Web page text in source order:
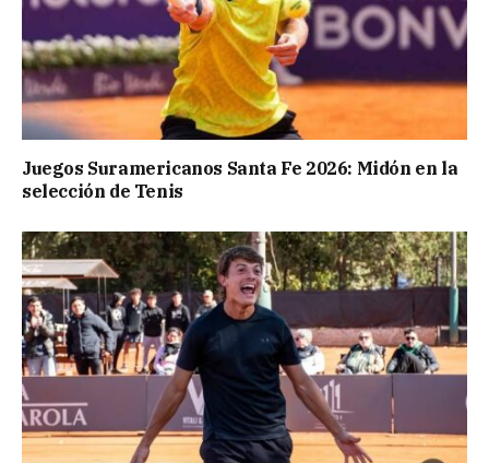
Juegos Suramericanos Santa Fe 2026: Midón en la
selección de Tenis